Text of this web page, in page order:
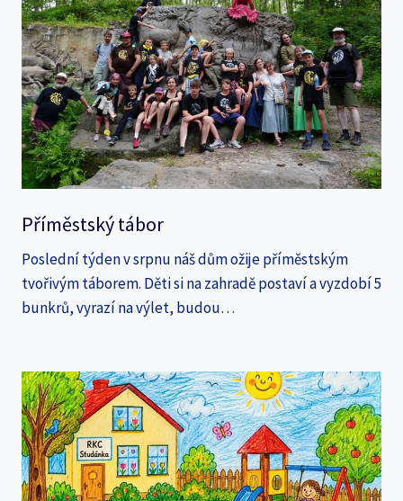
Příměstský tábor
Poslední týden v srpnu náš dům ožije příměstským
tvořivým táborem. Děti si na zahradě postaví a vyzdobí 5
bunkrů, vyrazí na výlet, budou…